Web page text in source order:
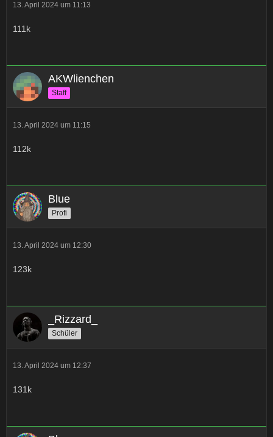
13. April 2024 um 11:13
111k
AKWlienchen
Staff
13. April 2024 um 11:15
112k
Blue
Profi
13. April 2024 um 12:30
123k
_Rizzard_
Schüler
13. April 2024 um 12:37
131k